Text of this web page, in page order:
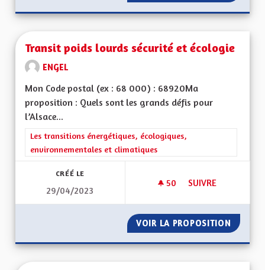
Transit poids lourds sécurité et écologie
ENGEL
Mon Code postal (ex : 68 000) : 68920Ma
proposition : Quels sont les grands défis pour
l’Alsace...
Filtrer les résultats de la catégorie : Les transitions
Les transitions énergétiques, écologiques,
environnementales et climatiques
CRÉÉ LE
29/04/2023
50 50 ABONNÉS
SUIVRE
VOIR LA PROPOSITION